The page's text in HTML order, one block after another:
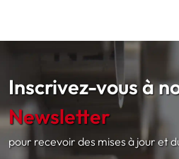
Inscrivez-vous à
Newsletter
pour recevoir des mises à jour et